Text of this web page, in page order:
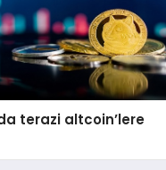
terazi altcoin’lere